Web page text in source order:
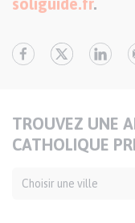
TITRE
DE
CARTE
TROUVEZ UNE
CATHOLIQUE